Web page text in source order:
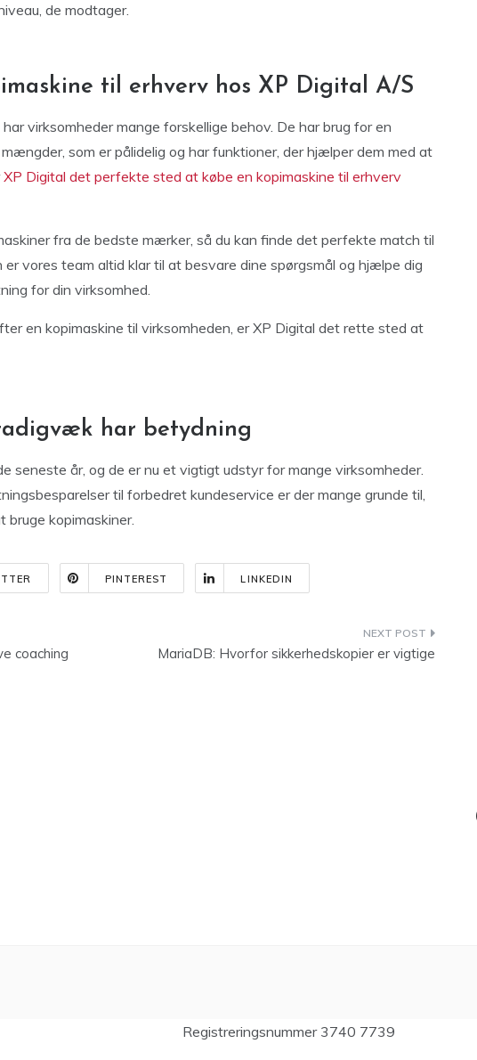
de modtager.
til erhverv hos XP Digital A/S
virksomheder mange forskellige behov. De har brug for en
som er pålidelig og har funktioner, der hjælper dem med at
XP Digital det perfekte sted at købe en kopimaskine til erhverv
fra de bedste mærker, så du kan finde det perfekte match til
er vores team altid klar til at besvare dine spørgsmål og hjælpe dig
for din virksomhed.
en kopimaskine til virksomheden, er XP Digital det rette sted at
har betydning
seneste år, og de er nu et vigtigt udstyr for mange virksomheder.
til forbedret kundeservice er der mange grunde til,
bruge kopimaskiner.
PINTEREST LINKEDIN
coaching MariaDB: Hvorfor sikkerhedskopier er vigtige
Registreringsnummer 3740 7739